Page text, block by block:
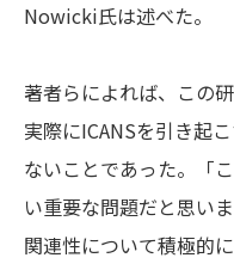
Nowicki氏は述べた。
著者らによれば、この
実際にICANSを引き起
ないことであった。「
い重要な問題だと思い
関連性について積極的